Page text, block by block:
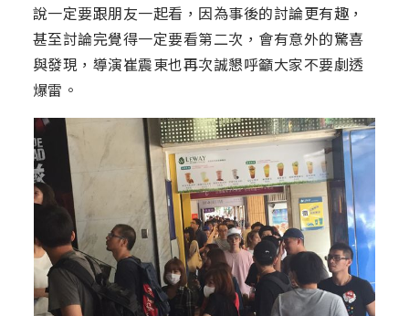
說一定要跟朋友一起看，因為事後的討論更有趣，
甚至討論完覺得一定要看第二次，會有意外的驚喜
與發現，導演崔震東也再次誠懇呼籲大家不要劇透
爆雷。